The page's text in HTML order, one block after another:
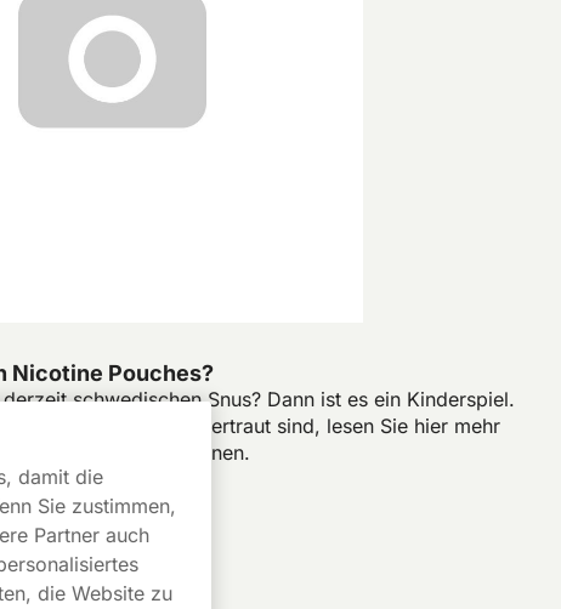
Nicotine Pouches?
schwedischen Snus? Dann ist es ein Kinderspiel.
Beuteln noch nicht vertraut sind, lesen Sie hier mehr
diese verwenden können.
Uns
damit die
Sie zustimmen,
Partner auch
die Website zu